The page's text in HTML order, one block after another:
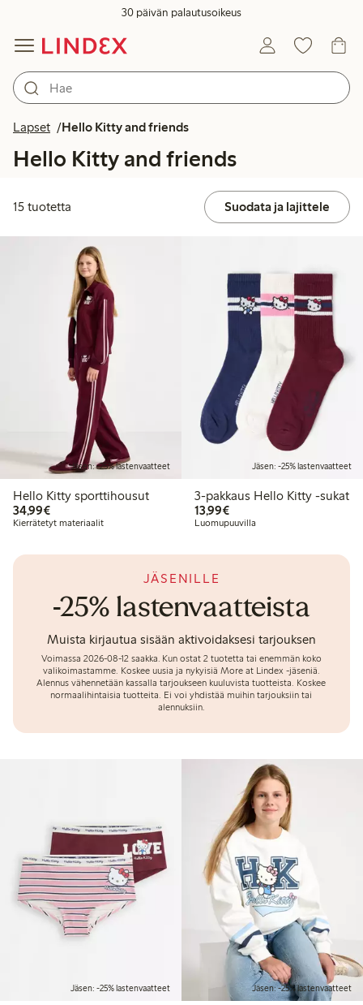
30 päivän palautusoikeus
Lapset Hello Kitty and friends
Hello Kitty and friends
15 tuotetta Suodata ja lajittele
Jäsen: -25% lastenvaatteet
Hello Kitty sporttihousut
34,99€34,99 €
Kierrätetyt materiaalit
Jäsen: -25% lastenvaatteet
3-pakkaus Hello Kitty -sukat
13,99€13,99 €
Luomupuuvilla
-25% lastenvaatteista
JÄSENILLE
Muista kirjautua sisään aktivoidaksesi tarjouksen
Voimassa 2026-08-12 saakka. Kun ostat 2 tuotetta tai enemmän koko
valikoimastamme. Koskee uusia ja nykyisiä More at Lindex -jäseniä.
Alennus vähennetään kassalla tarjoukseen kuuluvista tuotteista. Koskee
normaalihintaisia tuotteita. Ei voi yhdistää muihin tarjouksiin tai
alennuksiin.
Jäsen: -25% lastenvaatteet Jäsen: -25% lastenvaatteet